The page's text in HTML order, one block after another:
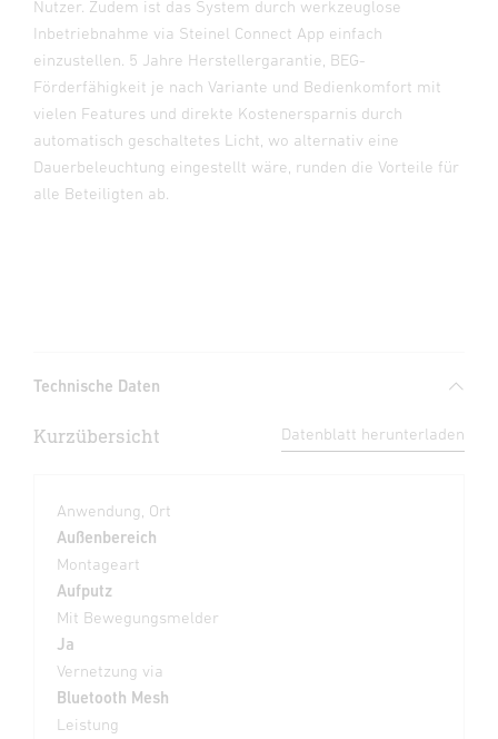
Nutzer. Zudem ist das System durch werkzeuglose
Inbetriebnahme via Steinel Connect App einfach
einzustellen. 5 Jahre Herstellergarantie, BEG-
Förderfähigkeit je nach Variante und Bedienkomfort mit
vielen Features und direkte Kostenersparnis durch
automatisch geschaltetes Licht, wo alternativ eine
Dauerbeleuchtung eingestellt wäre, runden die Vorteile für
alle Beteiligten ab.
Technische Daten
Kurzübersicht Datenblatt herunterladen
Anwendung, Ort
Außenbereich
Montageart
Aufputz
Mit Bewegungsmelder
Ja
Vernetzung via
Bluetooth Mesh
Leistung